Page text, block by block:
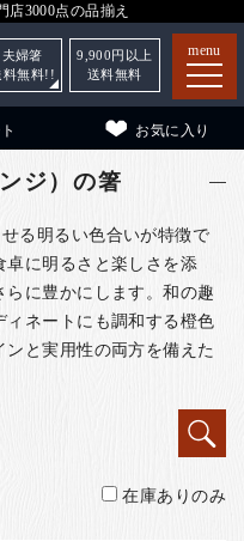
店3000点の品揃え
menu
お気に入り
夫婦箸
料無料!!
9,900 円以上
送料無料
ジ）の箸
る明るい色合いが特徴で
に明るさと楽しさを添
に豊かにします。和の趣
ネートにも調和する橙色
と実用性の両方を備えた
在庫ありのみ